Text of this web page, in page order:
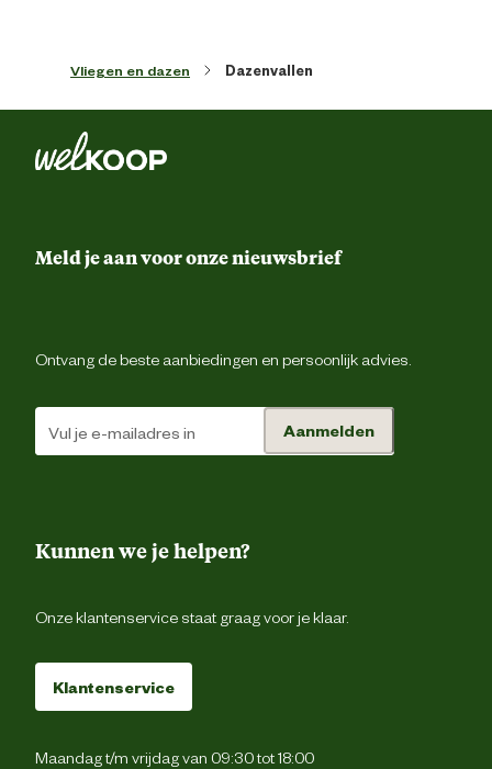
Vliegen en dazen Dazenvallen
Meld je aan voor onze nieuwsbrief
Ontvang de beste aanbiedingen en persoonlijk advies.
Aanmelden
Kunnen we je helpen?
Onze klantenservice staat graag voor je klaar.
Klantenservice
Maandag t/m vrijdag van 09:30 tot 18:00